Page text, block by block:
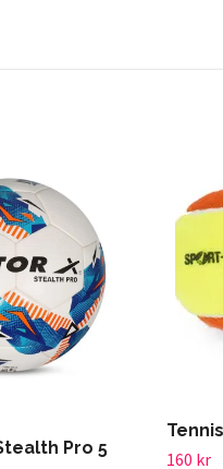
Pro 5
160 kr